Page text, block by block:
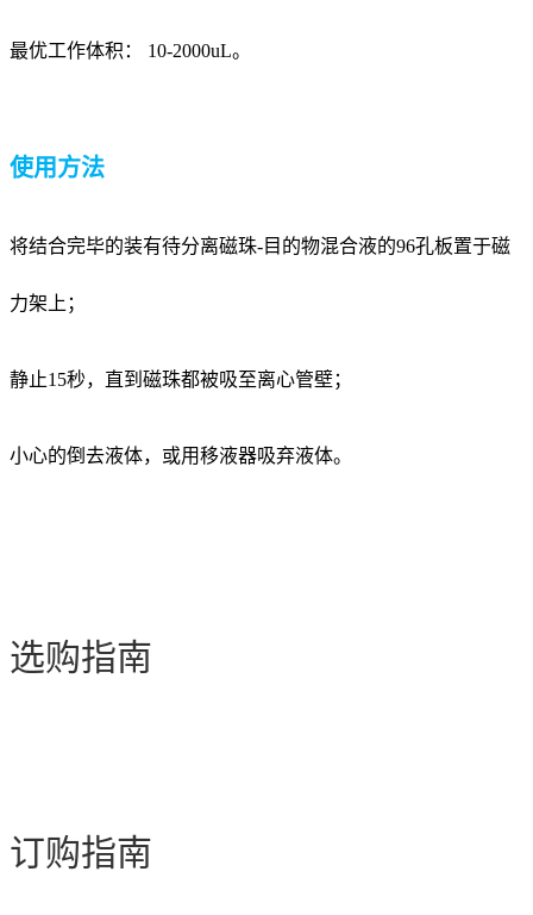
最优工作体积： 10-2000uL。
使用方法
将结合完毕的装有待分离磁珠-目的物混合液的96孔板置于磁
力架上；
静止15秒，直到磁珠都被吸至离心管壁；
小心的倒去液体，或用移液器吸弃液体。
选购指南
订购指南